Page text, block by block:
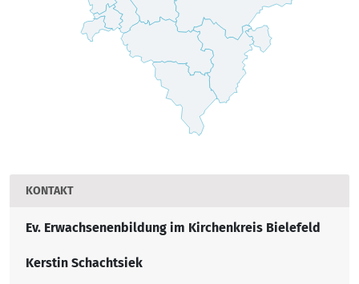
KONTAKT
Ev. Erwachsenenbildung im Kirchenkreis Bielefeld
Kerstin Schachtsiek